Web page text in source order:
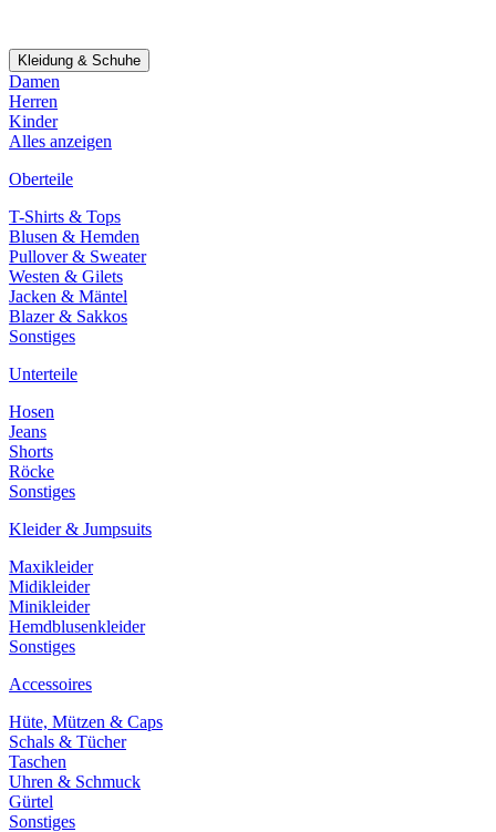
Kleidung & Schuhe
Damen
Herren
Kinder
Alles anzeigen
Oberteile
T-Shirts & Tops
Blusen & Hemden
Pullover & Sweater
Westen & Gilets
Jacken & Mäntel
Blazer & Sakkos
Sonstiges
Unterteile
Hosen
Jeans
Shorts
Röcke
Sonstiges
Kleider & Jumpsuits
Maxikleider
Midikleider
Minikleider
Hemdblusenkleider
Sonstiges
Accessoires
Hüte, Mützen & Caps
Schals & Tücher
Taschen
Uhren & Schmuck
Gürtel
Sonstiges